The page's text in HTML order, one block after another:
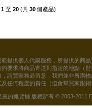
1 至 20 (共 30個產品)
提供個人代購服務，所提供的商
要求將商品寄送到指定的地點（
請買家務必留意，我們並非所購
任何程度的責任（但會幫買家跟
麗的雜貨舖 版權所有 © 2003-2011